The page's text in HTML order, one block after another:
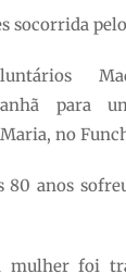
para
no
80 anos
mulher foi